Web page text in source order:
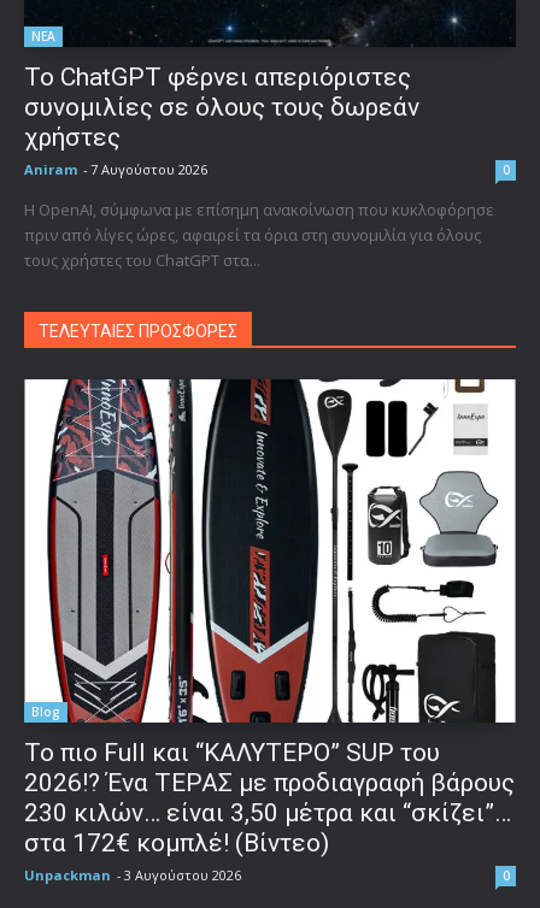
ΝΕΑ
Το ChatGPT φέρνει απεριόριστες
συνομιλίες σε όλους τους δωρεάν
χρήστες
Aniram - 7 Αυγούστου 2026 0
Η OpenAI, σύμφωνα με επίσημη ανακοίνωση που κυκλοφόρησε
πριν από λίγες ώρες, αφαιρεί τα όρια στη συνομιλία για όλους
τους χρήστες του ChatGPT στα...
ΤΕΛΕΥΤΑΙΕΣ ΠΡΟΣΦΟΡΕΣ
Blog
To πιο Full και “ΚΑΛΥΤΕΡΟ” SUP του
2026!? Ένα ΤΕΡΑΣ με προδιαγραφή βάρους
230 κιλών… είναι 3,50 μέτρα και “σκίζει”…
στα 172€ κομπλέ! (Βίντεο)
Unpackman - 3 Αυγούστου 2026 0